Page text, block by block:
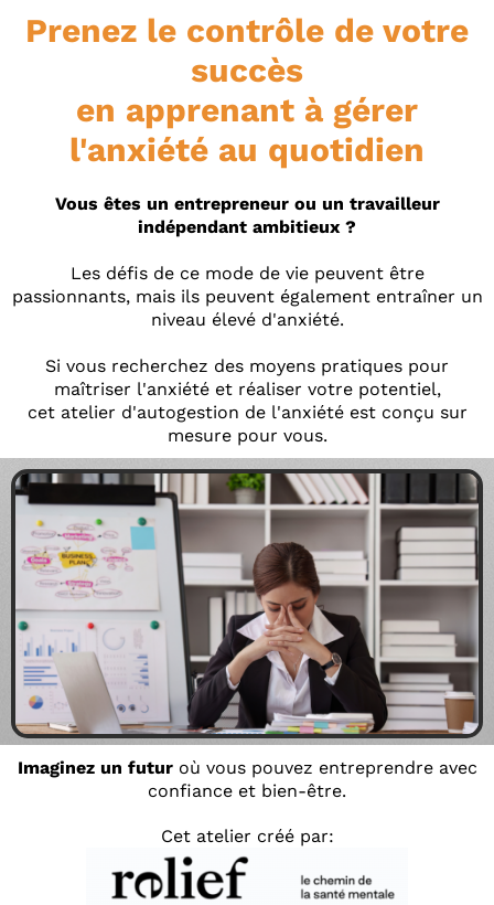
Prenez le contrôle de votre
succès
en apprenant à gérer
l'anxiété au quotidien
Vous êtes un entrepreneur ou un travailleur
indépendant ambitieux ?
Les défis de ce mode de vie peuvent être
passionnants, mais ils peuvent également entraîner un
niveau élevé d'anxiété.
Si vous recherchez des moyens pratiques pour
maîtriser l'anxiété et réaliser votre potentiel,
cet atelier d'autogestion de l'anxiété est conçu sur
mesure pour vous.
Imaginez un futuroù vous pouvez entreprendre avec
confiance et bien-être.
Cet atelier créé par: